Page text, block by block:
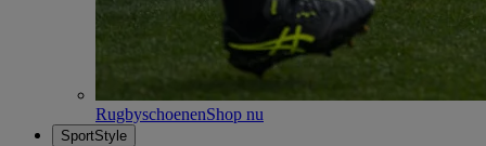
RugbyschoenenShop nu
SportStyle